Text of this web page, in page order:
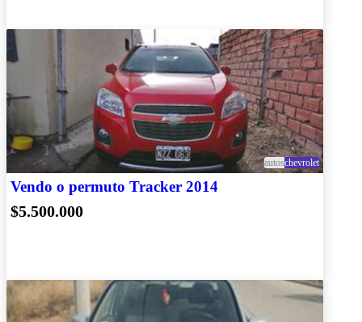
autoschevrolet
Vendo o permuto Tracker 2014
$5.500.000